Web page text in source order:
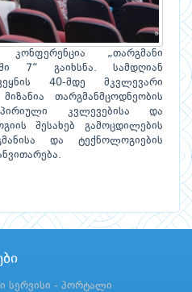
„თარგმანი
7“ გაიხსნა. სამდღიან
40-მდე მკვლევარი
თარგმანმცოდნეობის
კვლევებისა და
შესახებ გამოცდილების
და ტექნოლოგიების
სერვისი - პორტალი